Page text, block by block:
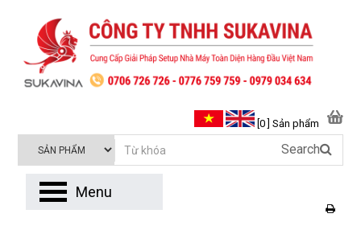
[0 ] Sản phẩm
Search
Menu